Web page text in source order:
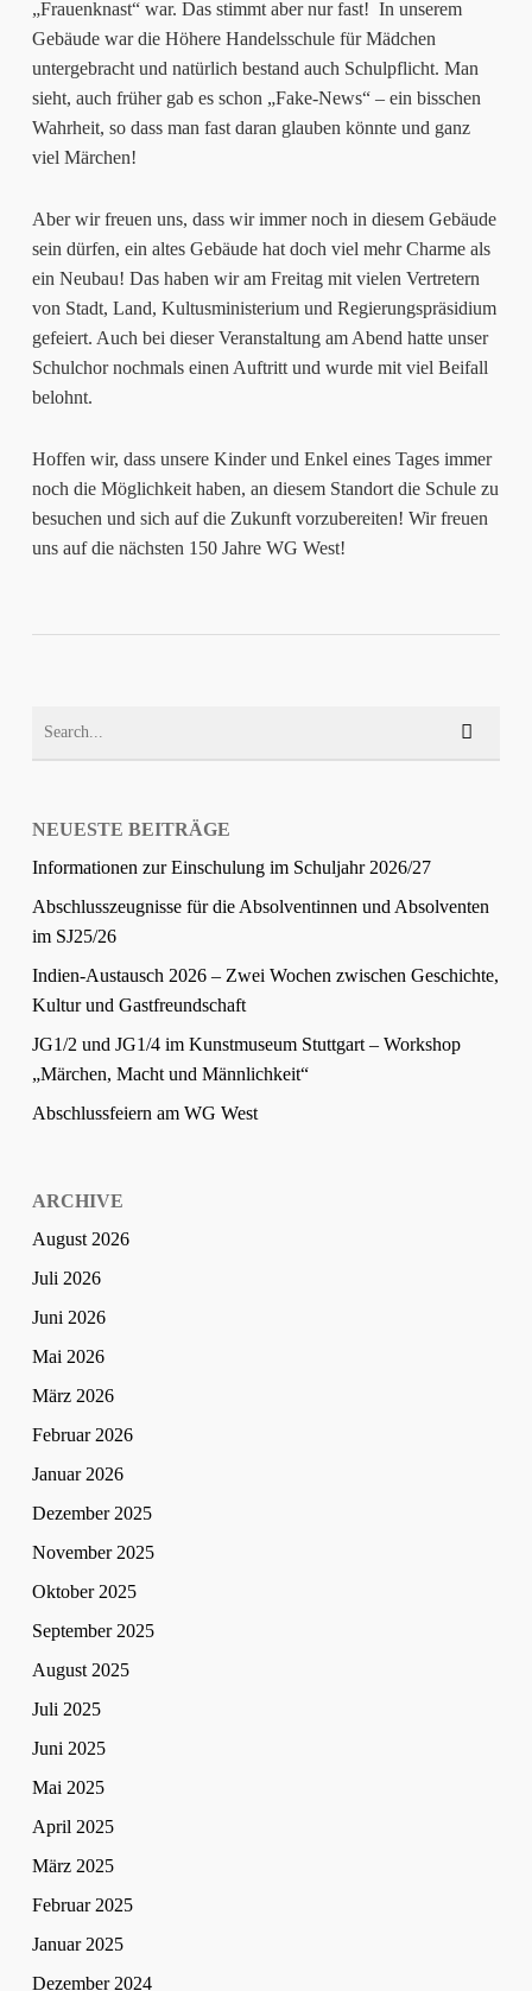
(Schulleiter
KS1),
Frau
Jaeger-
Gollwitzer
(Schulleiterin
Schule),
Herr
Schebesta
(Staatssekretär
Ministerium
für
Kultus,
und
Sport),
Fezer
„Frauenknast“ war. Das stimmt aber nur fast! In unserem
Gebäude war die Höhere Handelsschule für Mädchen
untergebracht und natürlich bestand auch Schulpflicht. Man
sieht, auch früher gab es schon „Fake-News“ – ein bisschen
Wahrheit, so dass man fast daran glauben könnte und ganz
viel Märchen!
Aber wir freuen uns, dass wir immer noch in diesem Gebäude
sein dürfen, ein altes Gebäude hat doch viel mehr Charme als
ein Neubau! Das haben wir am Freitag mit vielen Vertretern
von Stadt, Land, Kultusministerium und Regierungspräsidium
gefeiert. Auch bei dieser Veranstaltung am Abend hatte unser
Schulchor nochmals einen Auftritt und wurde mit viel Beifall
belohnt.
Hoffen wir, dass unsere Kinder und Enkel eines Tages immer
noch die Möglichkeit haben, an diesem Standort die Schule zu
besuchen und sich auf die Zukunft vorzubereiten! Wir freuen
uns auf die nächsten 150 Jahre WG West!
NEUESTE BEITRÄGE
Informationen zur Einschulung im Schuljahr 2026/27
Abschlusszeugnisse für die Absolventinnen und Absolventen
im SJ25/26
Indien-Austausch 2026 – Zwei Wochen zwischen Geschichte,
Kultur und Gastfreundschaft
JG1/2 und JG1/4 im Kunstmuseum Stuttgart – Workshop
„Märchen, Macht und Männlichkeit“
Abschlussfeiern am WG West
ARCHIVE
August 2026
Juli 2026
Juni 2026
Mai 2026
März 2026
Februar 2026
Januar 2026
Dezember 2025
November 2025
Oktober 2025
September 2025
August 2025
Juli 2025
Juni 2025
Mai 2025
April 2025
März 2025
Februar 2025
Januar 2025
Dezember 2024